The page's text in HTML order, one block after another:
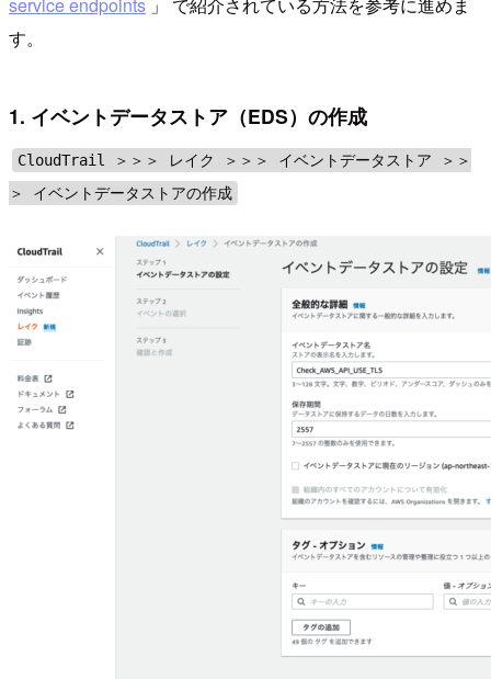
す。
1. イベントデータストア（EDS）の作成
CloudTrail ＞＞＞ レイク ＞＞＞ イベントデータストア ＞＞
＞ イベントデータストアの作成